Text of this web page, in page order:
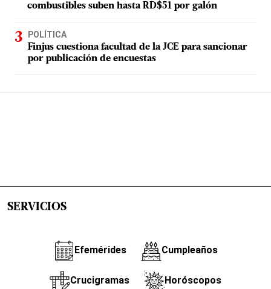
combustibles suben hasta RD$51 por galón
POLÍTICA
Finjus cuestiona facultad de la JCE para sancionar
por publicación de encuestas
SERVICIOS
Efemérides Cumpleaños
Crucigramas Horóscopos